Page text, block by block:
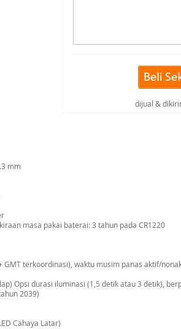
dijual &
mm
masa pakai baterai: 3 tahun pada CR1220
GMT terkoordinasi), waktu musim panas aktif/
Opsi durasi iluminasi (1,5 detik atau 3 detik),
2039)
Cahaya Latar)